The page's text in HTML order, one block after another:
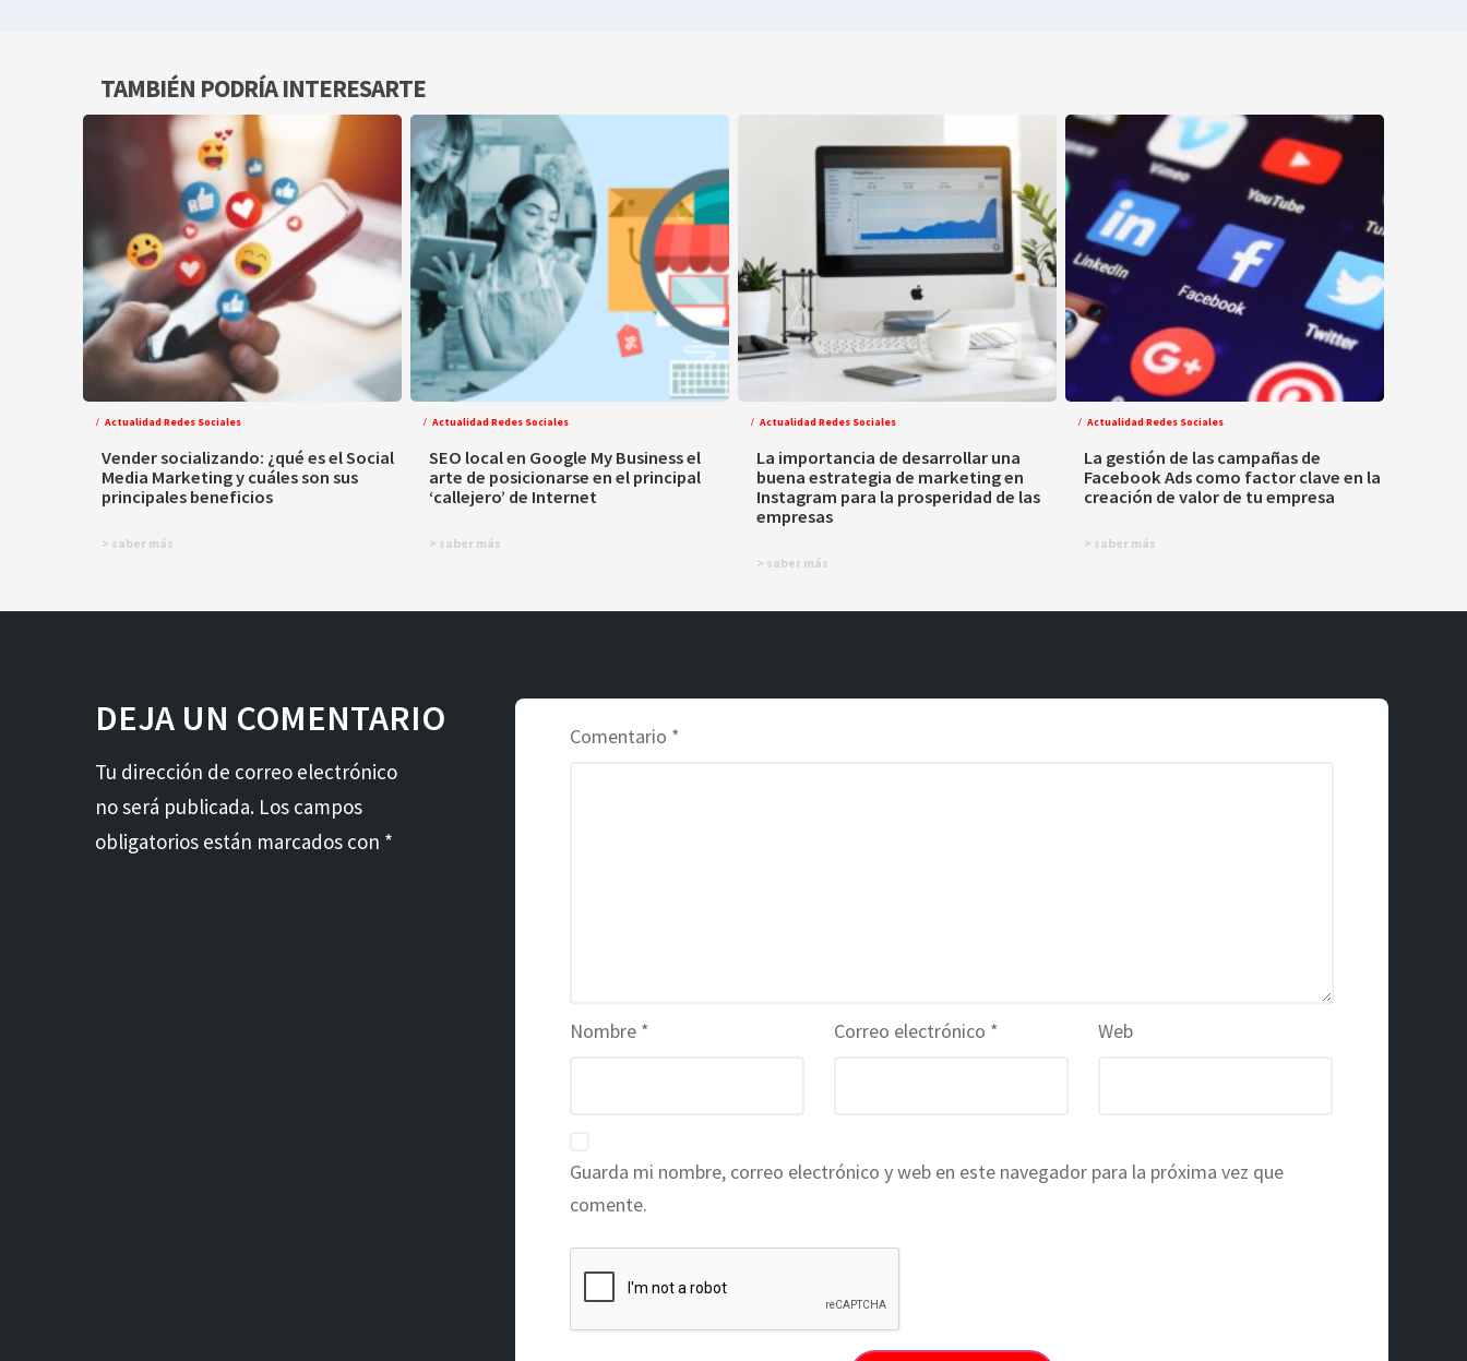
TAMBIÉN PODRÍA INTERESARTE
Actualidad Redes Sociales
Vender socializando: ¿qué es el Social
Media Marketing y cuáles son sus
principales beneficios
> saber más
Actualidad Redes Sociales
SEO local en Google My Business el
arte de posicionarse en el principal
‘callejero’ de Internet
> saber más
Actualidad Redes Sociales
La importancia de desarrollar una
buena estrategia de marketing en
Instagram para la prosperidad de las
empresas
> saber más
Actualidad Redes Sociales
La gestión de las campañas de
Facebook Ads como factor clave en la
creación de valor de tu empresa
> saber más
DEJA UN COMENTARIO
Tu dirección de correo electrónico
no será publicada. Los campos
obligatorios están marcados con *
Comentario *
Nombre * Correo electrónico * Web
Guarda mi nombre, correo electrónico y web en este navegador para la próxima vez que
comente.